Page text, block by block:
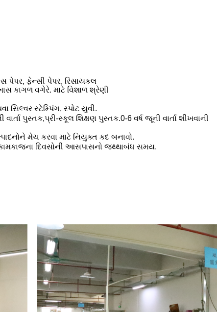
પેપર, ફેન્સી પેપર, રિસાયકલ
કાગળ વગેરે. માટે વિશાળ શ્રેણી
સિલ્વર સ્ટેમ્પિંગ, સ્પોટ યુવી.
પુસ્તક,પ્રી-સ્કૂલ શિક્ષણ પુસ્તક.0-6 વર્ષ જૂની વાર્તા શીખવાની
મેચ કરવા માટે નિયુક્ત કદ બનાવો.
દિવસોની આસપાસનો જથ્થાબંધ સમય.